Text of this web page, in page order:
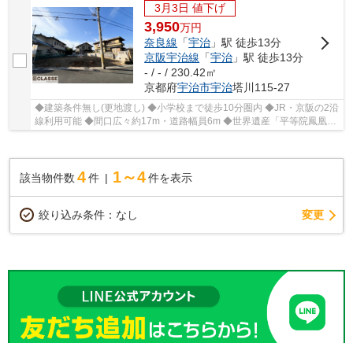
3月3日 値下げ
3,950万円
奈良線 「宇治 」駅 徒歩13分
京阪宇治線 「宇治 」駅 徒歩13分
- / - / 230.42㎡
京都府宇治市宇治塔川115-27
◆建築条件無し(更地渡し) ◆小学校まで徒歩10分圏内 ◆JR・京阪の2沿
線利用可能 ◆間口広々約17m・道路幅員6m ◆世界遺産「平等院鳳凰
堂」まで徒歩10分圏内
該当物件数 4件 1～4 件を表示
絞り込み条件： なし 変更